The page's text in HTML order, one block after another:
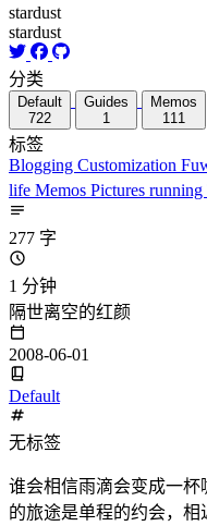
stardust
stardust
分类
Default
722
Guides
1
Memos
111
标签
Blogging Customization
life Memos Pictures running
277 字
1 分钟
隔世离空的红颜
2008-06-01
Default
无标签
谁会相信雨滴会变成一
的旅途是单程的约会，相